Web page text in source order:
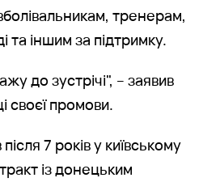
тренерам,
та іншим за підтримку.
до зустрічі", – заявив
своєї промови.
7 років у київському
із донецьким